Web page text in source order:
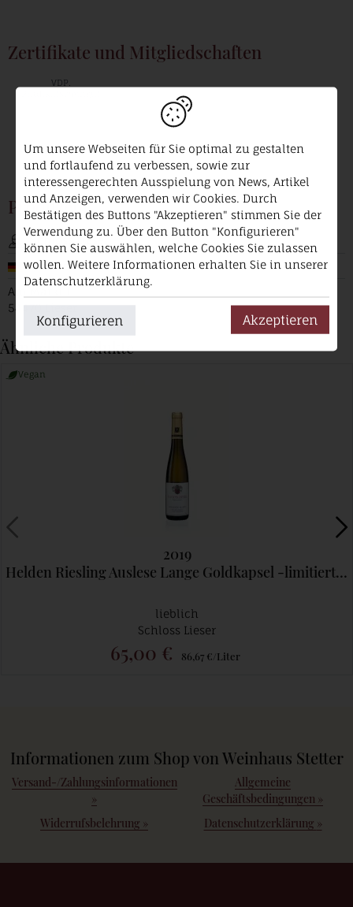
Zertifikate und Mitgliedschaften
VDP.
Produzent
Schloss Lieser
Deutschland / Mosel
Am Markt 1
54470 Lieser
Ähnliche Produkte
2019
Helden Riesling Auslese Lange Goldkapsel -limitiert max 1 Fl./Kunde
Vegan
lieblich
Schloss Lieser
65,00 € 86,67 €/Liter
Informationen zum Shop von Weinhaus Stetter
Versand-/Zahlungsinformationen
»
Allgemeine
Geschäftsbedingungen »
Widerrufsbelehrung » Datenschutzerklärung »
Um unsere Webseiten für Sie optimal zu gestalten
und fortlaufend zu verbessen, sowie zur
interessengerechten Ausspielung von News, Artikel
und Anzeigen, verwenden wir Cookies. Durch
Bestätigen des Buttons "Akzeptieren" stimmen Sie der
Verwendung zu. Über den Button "Konfigurieren"
können Sie auswählen, welche Cookies Sie zulassen
wollen. Weitere Informationen erhalten Sie in unserer
Datenschutzerklärung.
Konfigurieren Akzeptieren